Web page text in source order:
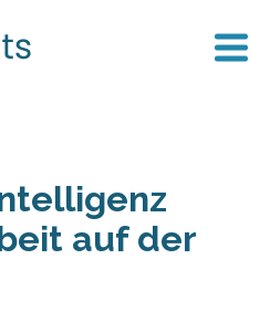
auf der